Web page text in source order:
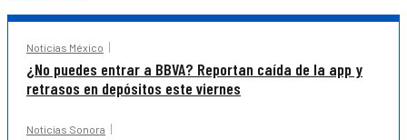
Noticias México
¿No puedes entrar a BBVA? Reportan caída de la app y
retrasos en depósitos este viernes
Noticias Sonora